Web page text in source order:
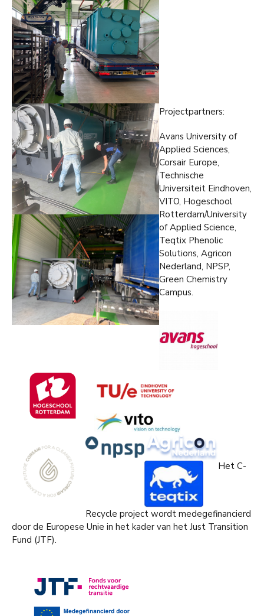
Projectpartners:
Avans University of
Applied Sciences,
Corsair Europe,
Technische
Universiteit Eindhoven,
VITO, Hogeschool
Rotterdam/University
of Applied Science,
Teqtix Phenolic
Solutions, Agricon
Nederland, NPSP,
Green Chemistry
Campus.
Het C-
Recycle project wordt medegefinancierd
door de Europese Unie in het kader van het Just Transition
Fund (JTF).